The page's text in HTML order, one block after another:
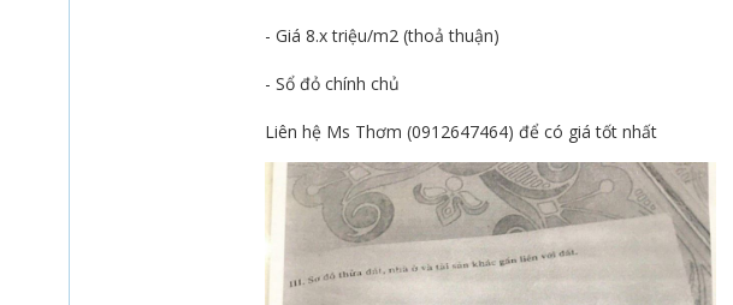
- Giá 8.x triệu/m2 (thoả thuận)
- Sổ đỏ chính chủ
Liên hệ Ms Thơm (0912647464) để có giá tốt nhất